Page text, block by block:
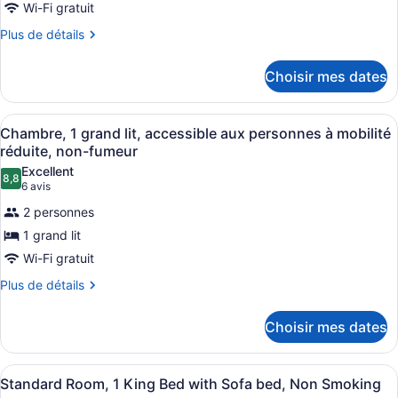
de
chambre :
1
très
grand
lit,
non-
fumeur
Wi-Fi gratuit
Plus de détails
Plus
Chambre
Standard,
1
très
grand
lit,
non-
fumeur
Choisir mes dates
Afficher
toutes
les
photos
pour
ce
type
de
chambre :
grand
lit,
accessible
Une chambre d’hôtel avec un
4
Chambre, 1 grand lit, accessible aux personnes à mobilité
réduite, non-fumeur
8,88,8 sur 10
Excellent
6 avis
(6 avis)
2 personnes
1 grand lit
Wi-Fi gratuit
Plus de détails
Plus
Chambre,
grand
Choisir mes dates
Afficher
Une chambre d’hôtel équipée
1
Standard Room, 1 King Bed with Sofa bed, Non Smoking